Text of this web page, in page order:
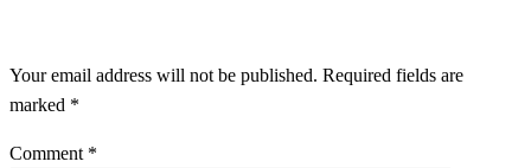
Your email address will not be published. Required fields are
marked *
Comment *